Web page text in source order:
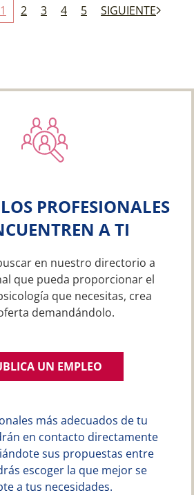
1 2 3 4 5 SIGUIENTE
PROFESIONALES
A TI
en nuestro directorio a
que pueda proporcionar el
que necesitas, crea
demandándolo.
UN EMPLEO
más adecuados de tu
en contacto directamente
sus propuestas entre
escoger la que mejor se
a tus necesidades.